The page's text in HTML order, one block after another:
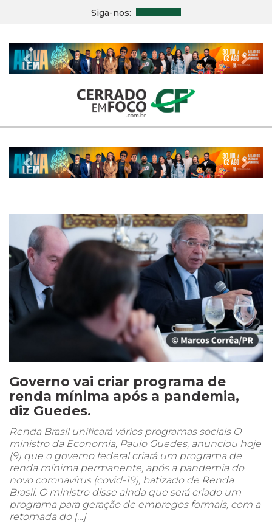
Siga-nos:
Previous Next
Previous Next
Governo vai criar programa de
renda mínima após a pandemia,
diz Guedes.
Renda Brasil unificará vários programas sociais O
ministro da Economia, Paulo Guedes, anunciou hoje
(9) que o governo federal criará um programa de
renda mínima permanente, após a pandemia do
novo coronavírus (covid-19), batizado de Renda
Brasil. O ministro disse ainda que será criado um
programa para geração de empregos formais, com a
retomada do […]